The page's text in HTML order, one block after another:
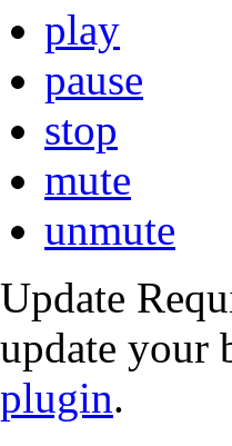
play
pause
stop
mute
unmute
Update
update your
plugin.